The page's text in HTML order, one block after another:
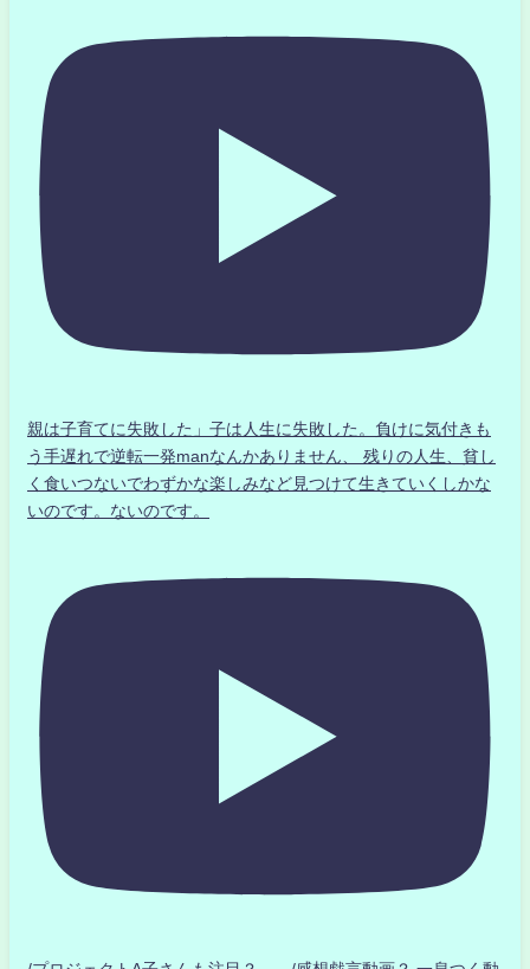
親は子育てに失敗した」子は人生に失敗した。負けに気付きも
う手遅れで逆転一発manなんかありません、 残りの人生、貧し
く食いつないでわずかな楽しみなど見つけて生きていくしかな
いのです。ないのです。